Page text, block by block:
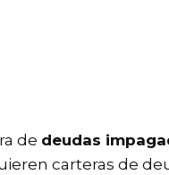
de deudas
carteras de